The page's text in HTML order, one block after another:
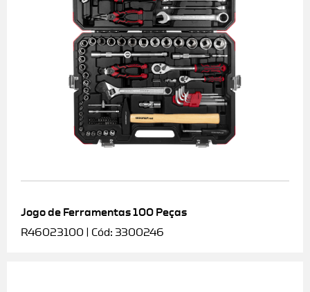
Jogo de Ferramentas 100 Peças
R46023100 | Cód: 3300246